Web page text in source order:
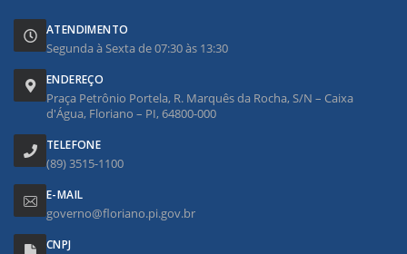
ATENDIMENTO
Segunda à Sexta de 07:30 às 13:30
ENDEREÇO
Praça Petrônio Portela, R. Marquês da Rocha, S/N – Caixa
d'Água, Floriano – PI, 64800-000
TELEFONE
(89) 3515-1100
E-MAIL
governo@floriano.pi.gov.br
CNPJ